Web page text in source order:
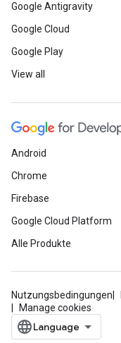
Google Antigravity
Google Cloud
Google Play
View all
Android
Chrome
Firebase
Google Cloud Platform
Alle Produkte
Nutzungsbedingungen
Manage cookies